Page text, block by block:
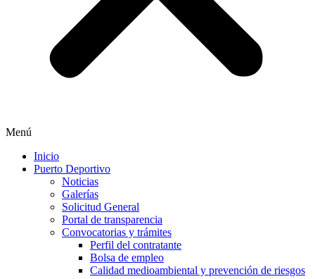
Menú
Inicio
Puerto Deportivo
Noticias
Galerías
Solicitud General
Portal de transparencia
Convocatorias y trámites
Perfil del contratante
Bolsa de empleo
Calidad medioambiental y prevención de riesgos